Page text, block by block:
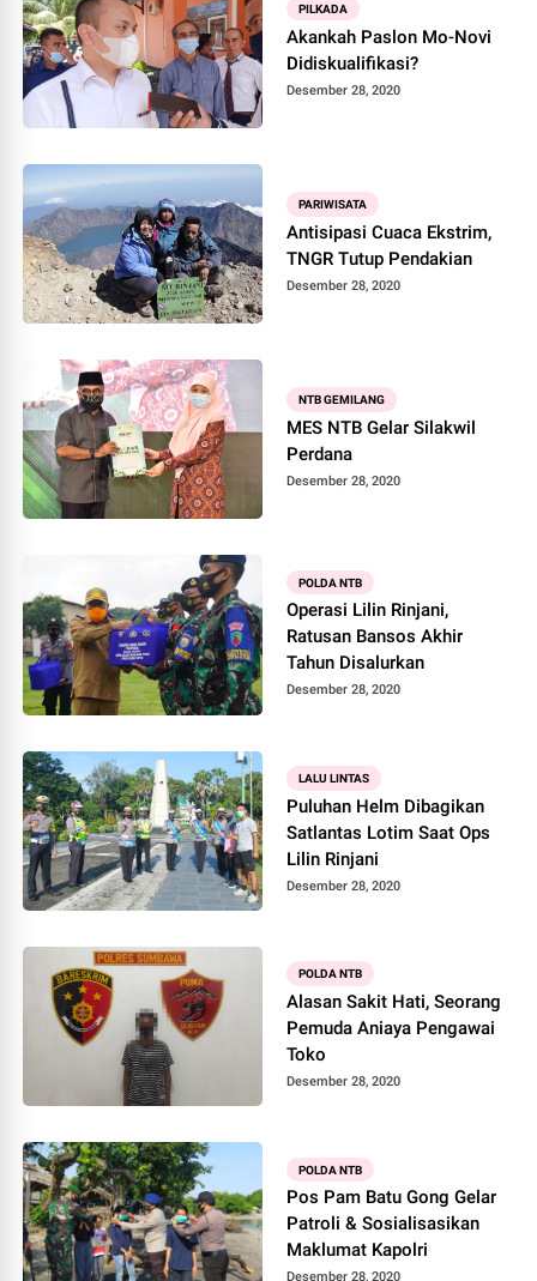
PILKADA
Akankah Paslon Mo-Novi
Didiskualifikasi?
Desember 28, 2020
PARIWISATA
Antisipasi Cuaca Ekstrim,
TNGR Tutup Pendakian
Desember 28, 2020
NTB GEMILANG
MES NTB Gelar Silakwil
Perdana
Desember 28, 2020
POLDA NTB
Operasi Lilin Rinjani,
Ratusan Bansos Akhir
Tahun Disalurkan
Desember 28, 2020
LALU LINTAS
Puluhan Helm Dibagikan
Satlantas Lotim Saat Ops
Lilin Rinjani
Desember 28, 2020
POLDA NTB
Alasan Sakit Hati, Seorang
Pemuda Aniaya Pengawai
Toko
Desember 28, 2020
POLDA NTB
Pos Pam Batu Gong Gelar
Patroli & Sosialisasikan
Maklumat Kapolri
Desember 28, 2020